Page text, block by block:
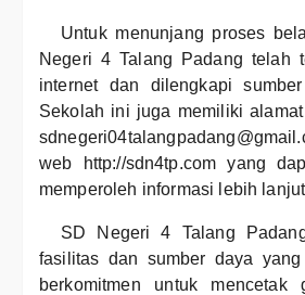
Untuk menunjang proses
Negeri 4 Talang Padang telah
internet dan dilengkapi
Sekolah ini juga memiliki
web http://sdn4tp.com yang
memperoleh informasi lebih
SD Negeri 4 Talang
fasilitas dan sumber daya
berkomitmen untuk mencetak